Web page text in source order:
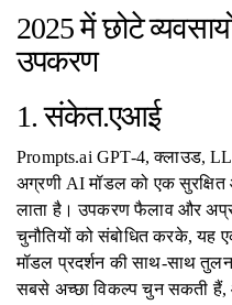
2025 में छोटे
उपकरण
1. संकेत.एआई
Prompts.ai GPT-4, क्लाउड,
अग्रणी AI मॉडल को एक
लाता है। उपकरण फैलाव और
चुनौतियों को संबोधित करके, यह
मॉडल प्रदर्शन की साथ-साथ
सबसे अच्छा विकल्प चुन सकती हैं,